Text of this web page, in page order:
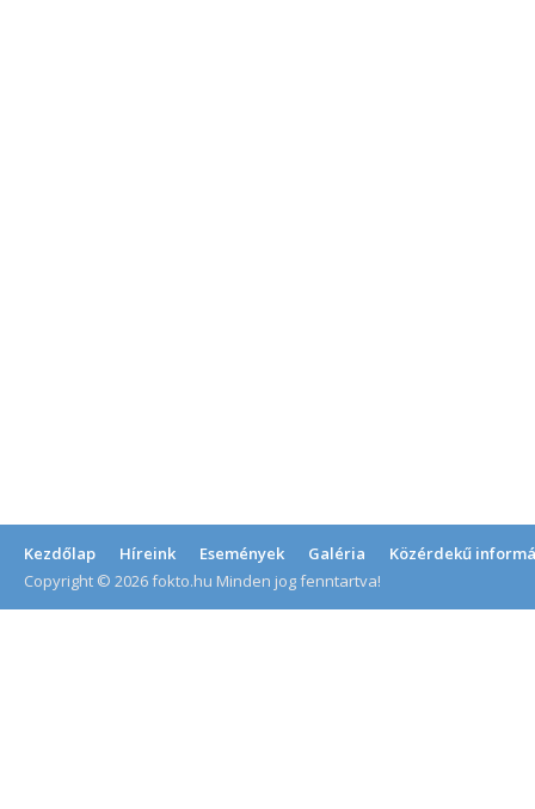
Kezdőlap Híreink Események Galéria
Közérdekű
Copyright © 2026 fokto.hu Minden jog fenntartva!